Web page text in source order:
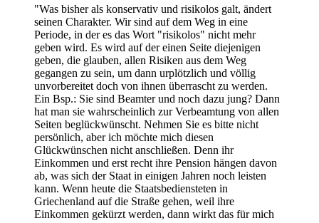
"Was bisher als konservativ und risikolos galt, ändert
seinen Charakter. Wir sind auf dem Weg in eine
Periode, in der es das Wort "risikolos" nicht mehr
geben wird. Es wird auf der einen Seite diejenigen
geben, die glauben, allen Risiken aus dem Weg
gegangen zu sein, um dann urplötzlich und völlig
unvorbereitet doch von ihnen überrascht zu werden.
Ein Bsp.: Sie sind Beamter und noch dazu jung? Dann
hat man sie wahrscheinlich zur Verbeamtung von allen
Seiten beglückwünscht. Nehmen Sie es bitte nicht
persönlich, aber ich möchte mich diesen
Glückwünschen nicht anschließen. Denn ihr
Einkommen und erst recht ihre Pension hängen davon
ab, was sich der Staat in einigen Jahren noch leisten
kann. Wenn heute die Staatsbediensteten in
Griechenland auf die Straße gehen, weil ihre
Einkommen gekürzt werden, dann wirkt das für mich